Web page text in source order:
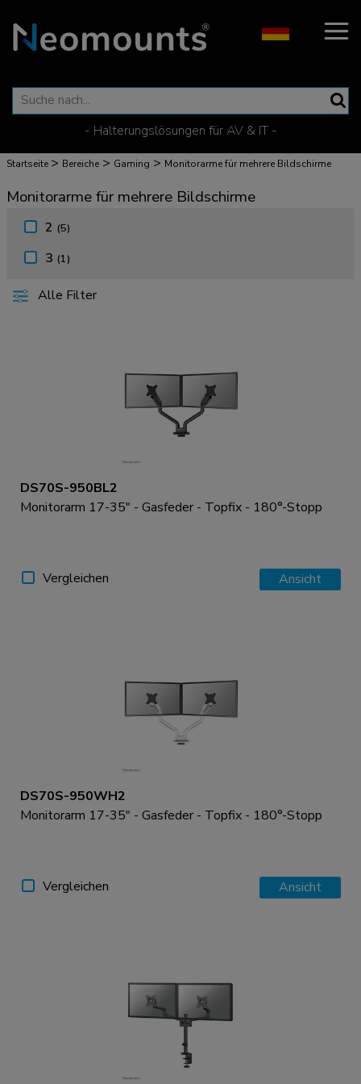
- Halterungslösungen für AV & IT -
Startseite > Bereiche > Gaming > Monitorarme für mehrere Bildschirme
Monitorarme für mehrere Bildschirme
2 (5)
3 (1)
Alle Filter
DS70S-950BL2
Monitorarm 17-35" - Gasfeder - Topfix - 180°-Stopp
Vergleichen Ansicht
DS70S-950WH2
Monitorarm 17-35" - Gasfeder - Topfix - 180°-Stopp
Vergleichen Ansicht